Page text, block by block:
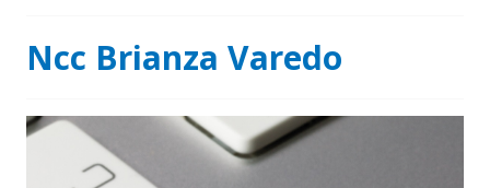
Ncc Brianza Varedo